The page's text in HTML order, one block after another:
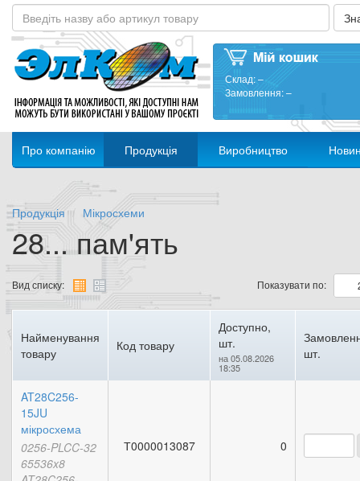
Склад:–
Замовлення:–
Про компанію Продукція Виробництво
Продукція Мікросхеми
28... пам'ять
Вид списку: Показувати по:
Найменування
товару
Код товару
Доступно,
шт.
на 05.08.2026
18:35
шт.
AT28C256-
15JU
мікросхема
0256-PLCC-32
65536x8
Т0000013087 0